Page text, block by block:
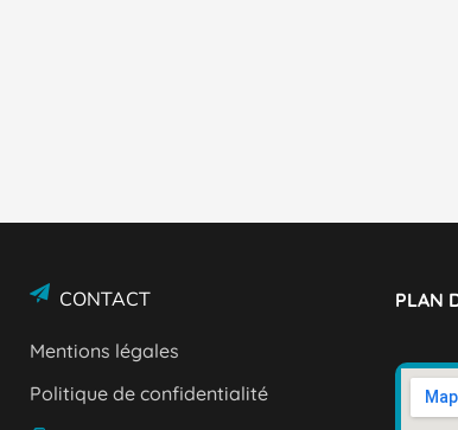
CONTACT
Mentions légales
Politique de confidentialité
PLAN